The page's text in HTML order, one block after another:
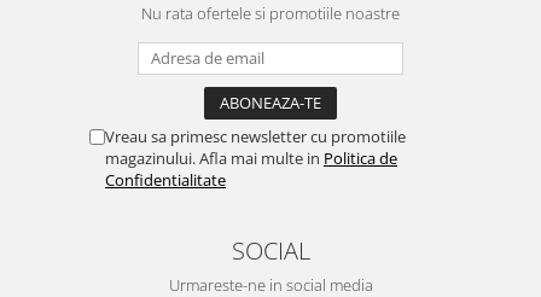
Nu rata ofertele si promotiile noastre
Vreau sa primesc newsletter cu promotiile
magazinului. Afla mai multe in Politica de
Confidentialitate
SOCIAL
Urmareste-ne in social media